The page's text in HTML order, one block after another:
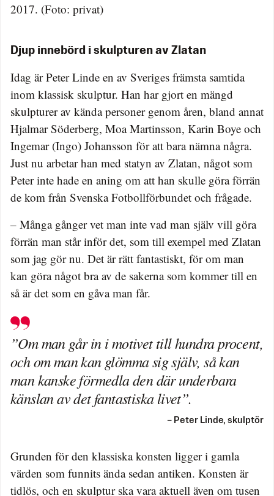
2017. (Foto: privat)
Djup innebörd i skulpturen av Zlatan
Idag är Peter Linde en av Sveriges främsta samtida
inom klassisk skulptur. Han har gjort en mängd
skulpturer av kända personer genom åren, bland annat
Hjalmar Söderberg, Moa Martinsson, Karin Boye och
Ingemar (Ingo) Johansson för att bara nämna några.
Just nu arbetar han med statyn av Zlatan, något som
Peter inte hade en aning om att han skulle göra förrän
de kom från Svenska Fotbollförbundet och frågade.
– Många gånger vet man inte vad man själv vill göra
förrän man står inför det, som till exempel med Zlatan
som jag gör nu. Det är rätt fantastiskt, för om man
kan göra något bra av de sakerna som kommer till en
så är det som en gåva man får.
”Om man går in i motivet till hundra procent,
och om man kan glömma sig själv, så kan
man kanske förmedla den där underbara
känslan av det fantastiska livet”.
– Peter Linde, skulptör
Grunden för den klassiska konsten ligger i gamla
värden som funnits ända sedan antiken. Konsten är
tidlös, och en skulptur ska vara aktuell även om tusen